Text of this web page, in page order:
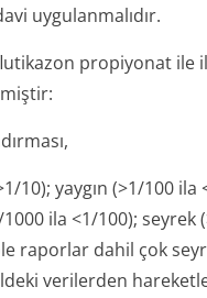
uygulanmalıdır.
propiyonat ile
10); yaygın (>1/100 ila
ila <1/100); seyrek
raporlar dahil çok
verilerden